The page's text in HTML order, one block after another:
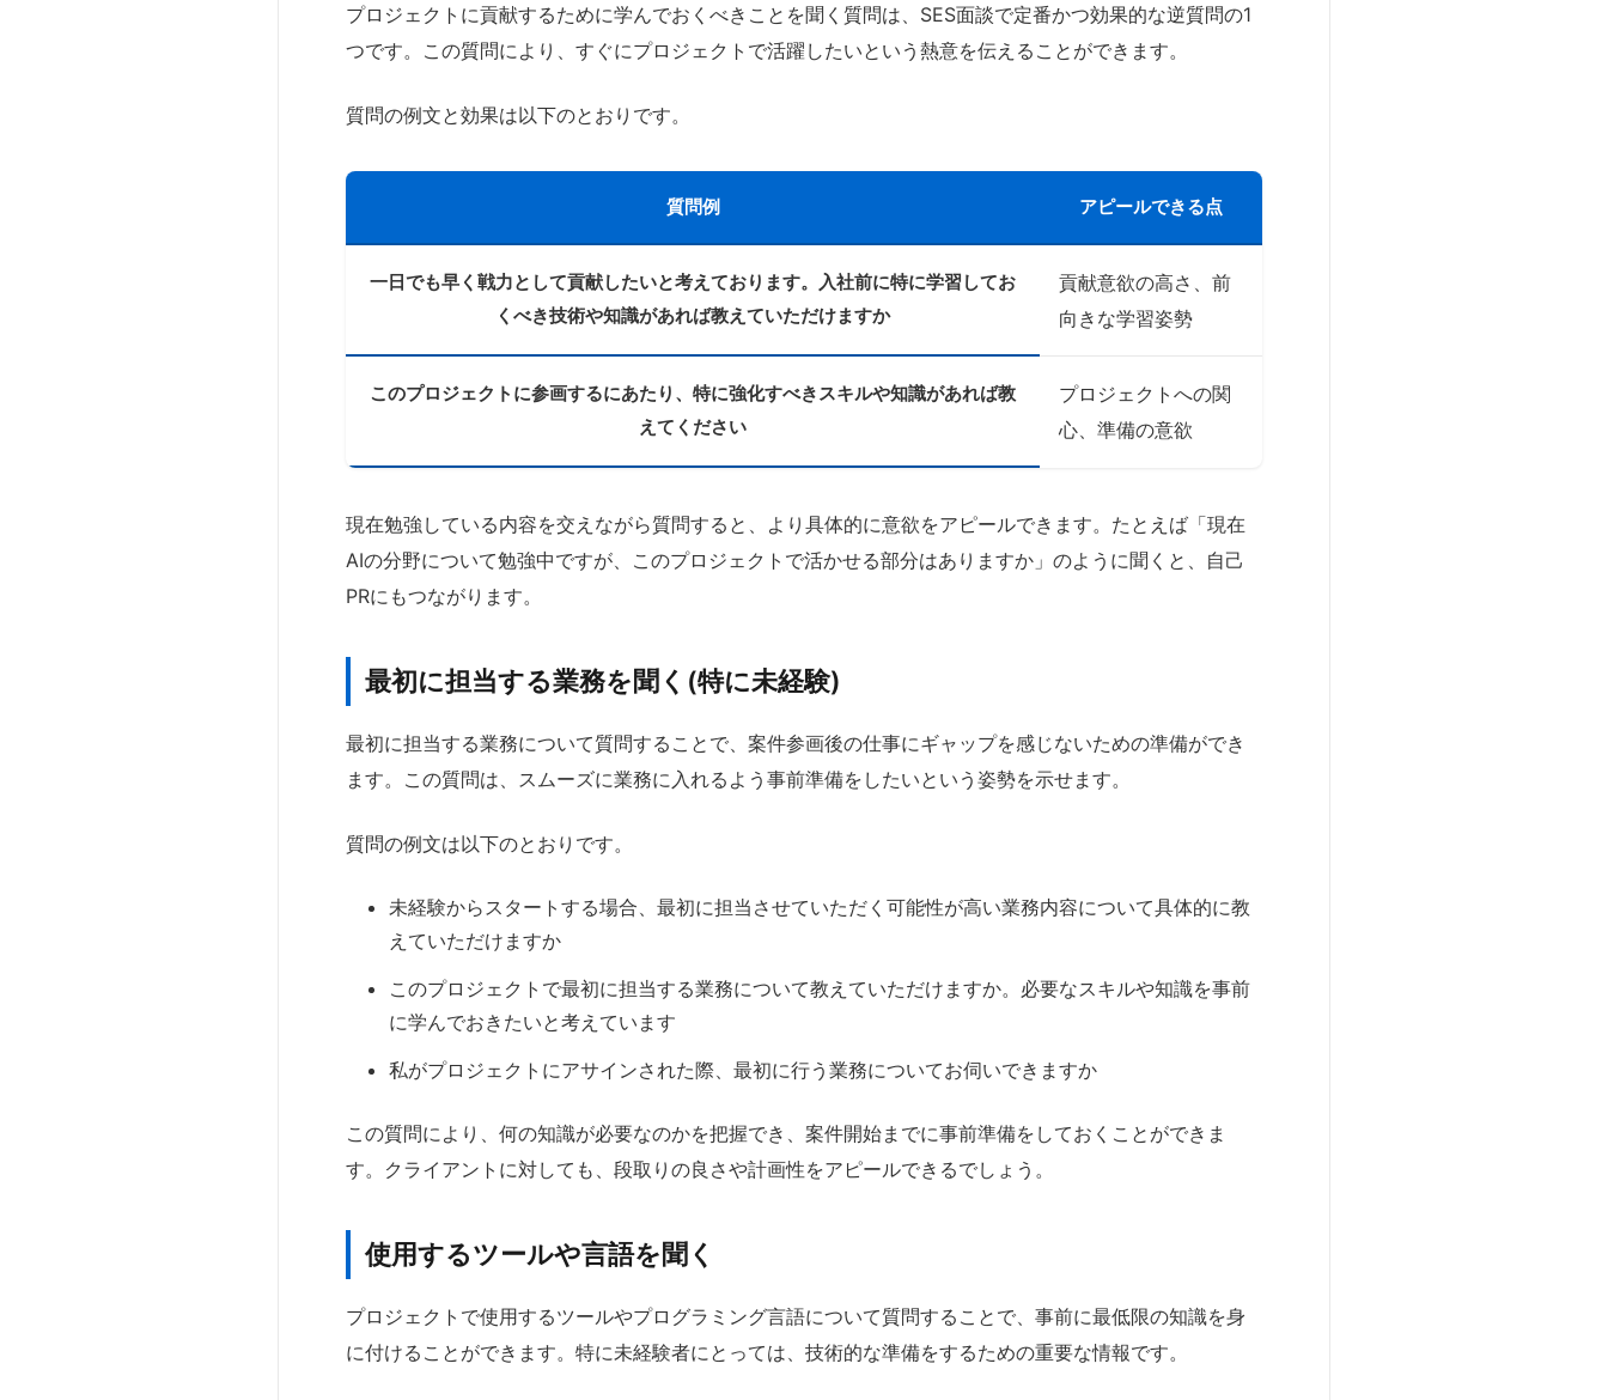
プロジェクトに貢献するために学んでおくべきことを聞く質問は、SES面談で定番かつ効果的な逆質問の1
つです。この質問により、すぐにプロジェクトで活躍したいという熱意を伝えることができます。
質問の例文と効果は以下のとおりです。
質問例 アピールできる点
一日でも早く戦力として貢献したいと考えております。入社前に特に学習してお
くべき技術や知識があれば教えていただけますか
貢献意欲の高さ、前
向きな学習姿勢
このプロジェクトに参画するにあたり、特に強化すべきスキルや知識があれば教
えてください
プロジェクトへの関
心、準備の意欲
現在勉強している内容を交えながら質問すると、より具体的に意欲をアピールできます。たとえば「現在
AIの分野について勉強中ですが、このプロジェクトで活かせる部分はありますか」のように聞くと、自己
PRにもつながります。
最初に担当する業務を聞く(特に未経験)
最初に担当する業務について質問することで、案件参画後の仕事にギャップを感じないための準備ができ
ます。この質問は、スムーズに業務に入れるよう事前準備をしたいという姿勢を示せます。
質問の例文は以下のとおりです。
未経験からスタートする場合、最初に担当させていただく可能性が高い業務内容について具体的に教
えていただけますか
このプロジェクトで最初に担当する業務について教えていただけますか。必要なスキルや知識を事前
に学んでおきたいと考えています
私がプロジェクトにアサインされた際、最初に行う業務についてお伺いできますか
この質問により、何の知識が必要なのかを把握でき、案件開始までに事前準備をしておくことができま
す。クライアントに対しても、段取りの良さや計画性をアピールできるでしょう。
使用するツールや言語を聞く
プロジェクトで使用するツールやプログラミング言語について質問することで、事前に最低限の知識を身
に付けることができます。特に未経験者にとっては、技術的な準備をするための重要な情報です。